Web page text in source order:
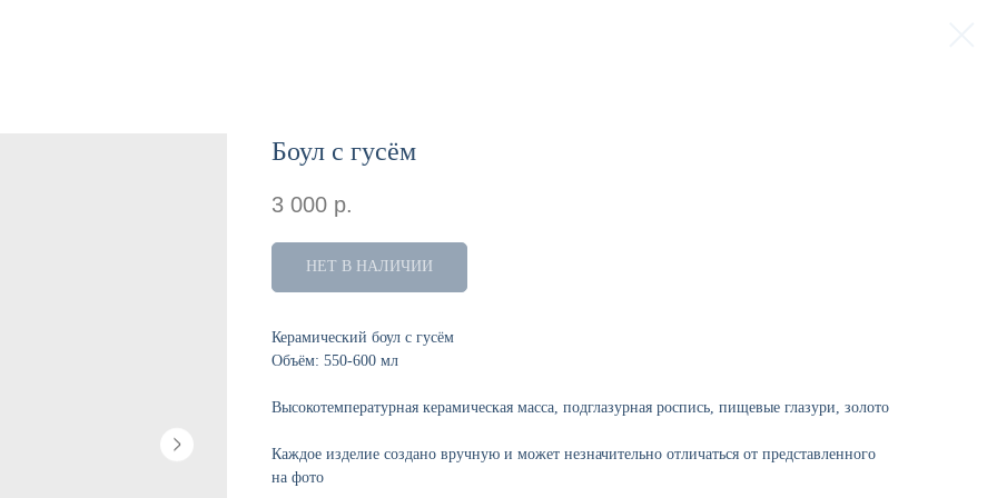
Боул с гусём
3 000 р.
НЕТ В НАЛИЧИИ
Керамический боул с гусём
Объём: 550-600 мл
Высокотемпературная керамическая масса, подглазурная роспись, пищевые глазури, золото
Каждое изделие создано вручную и может незначительно отличаться от представленного
на фото